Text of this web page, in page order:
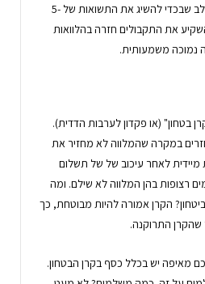
התשואה על ההשקעה. שימו לב שבכדי להשיג את התשואות של 5-
את התקבולים חזרה בהלוואות
נמוכה משמעותית.
בטחון" (או פקדון לערבות הדדית).
במקרה שהמלווה לא מחזיר את
מיידית לאחר עיכוב של של תשלום
בד"כ לאחר 3 פעמים רצופות בהן המלווה לא שילם. ומה
הקרן אמורה להיות מבוטחת, כך
התרוקנה.
מאיפה יש בכלל כסף בקרן הבטחון.